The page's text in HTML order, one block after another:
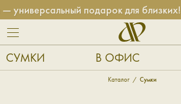
подарок для близких!
СУМКИ В ОФИС
Каталог Сумки